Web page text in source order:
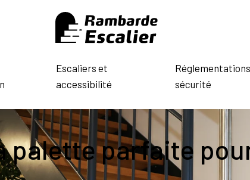
Escaliers et
accessibilité
sécurité
palette parfaite